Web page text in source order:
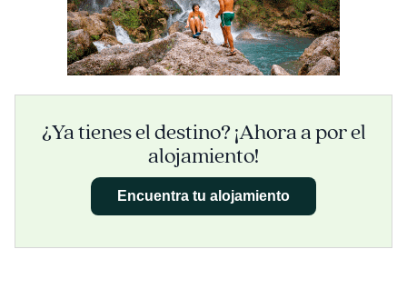
¿Ya tienes el destino? ¡Ahora a por el
alojamiento!
Encuentra tu alojamiento